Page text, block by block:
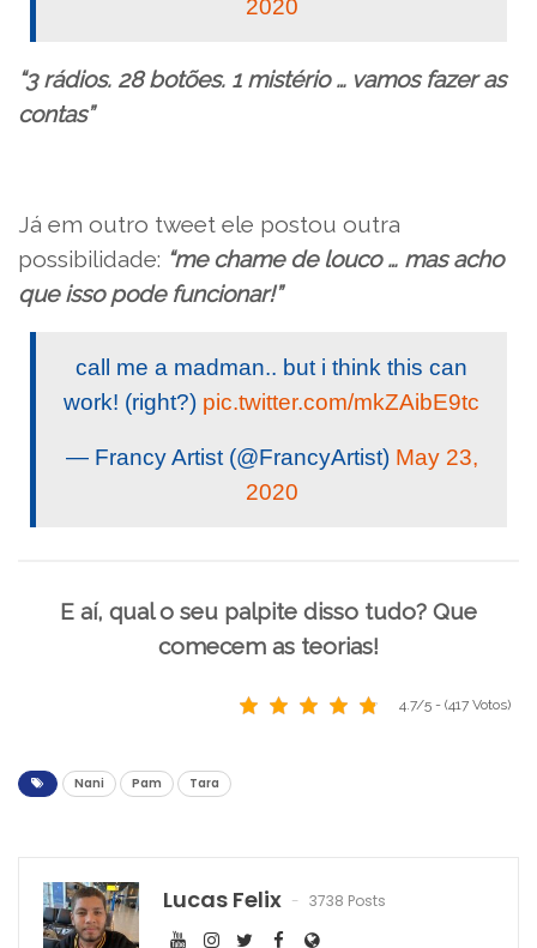
2020
“3 rádios. 28 botões. 1 mistério … vamos fazer as
contas”
Já em outro tweet ele postou outra
possibilidade: “me chame de louco … mas acho
que isso pode funcionar!”
call me a madman.. but i think this can
work! (right?) pic.twitter.com/mkZAibE9tc
— Francy Artist (@FrancyArtist) May 23,
2020
E aí, qual o seu palpite disso tudo? Que
comecem as teorias!
4.7/5 - (417 Votos)
Nani Pam Tara
Lucas Felix 3738 Posts